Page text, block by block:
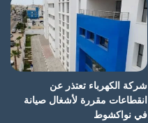
شركة الكهرباء تعتذر عن
انقطاعات مقررة لأشغال صيانة
في نواكشوط